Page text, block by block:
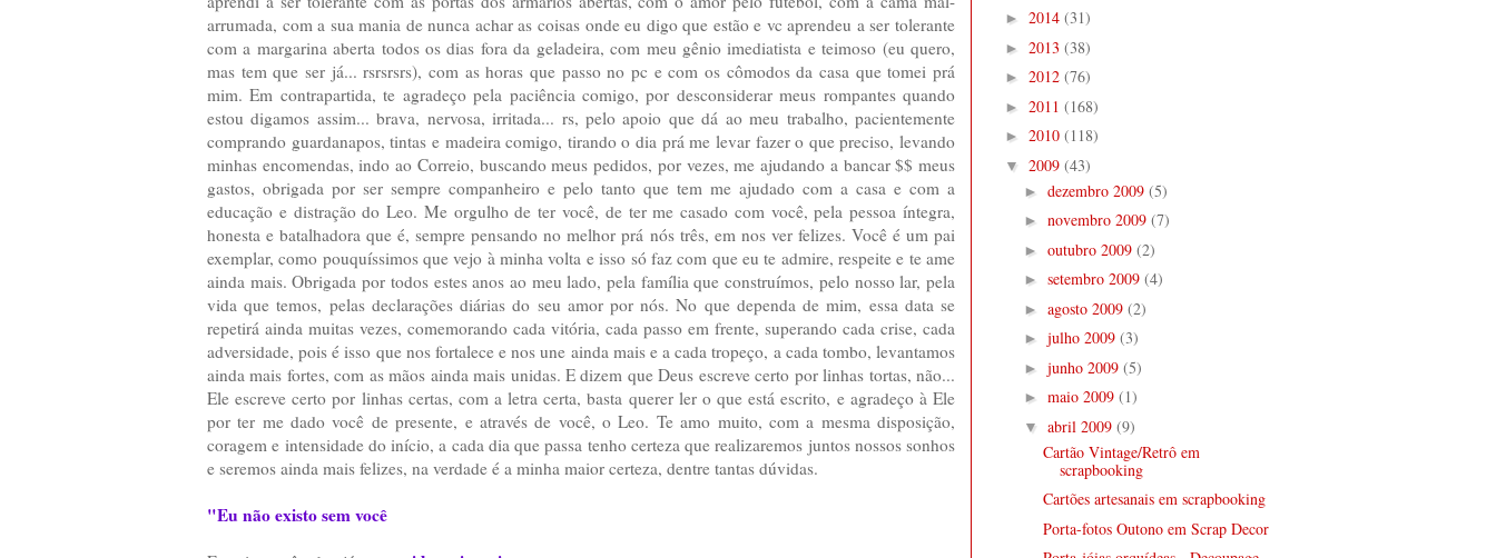
arrumada, com a sua mania de nunca achar as coisas onde eu digo que estão e vc aprendeu a ser tolerante
com a margarina aberta todos os dias fora da geladeira, com meu gênio imediatista e teimoso (eu quero,
mas tem que ser já... rsrsrsrs), com as horas que passo no pc e com os cômodos da casa que tomei prá
mim. Em contrapartida, te agradeço pela paciência comigo, por desconsiderar meus rompantes quando
estou digamos assim... brava, nervosa, irritada... rs, pelo apoio que dá ao meu trabalho, pacientemente
comprando guardanapos, tintas e madeira comigo, tirando o dia prá me levar fazer o que preciso, levando
minhas encomendas, indo ao Correio, buscando meus pedidos, por vezes, me ajudando a bancar $$ meus
gastos, obrigada por ser sempre companheiro e pelo tanto que tem me ajudado com a casa e com a
educação e distração do Leo. Me orgulho de ter você, de ter me casado com você, pela pessoa íntegra,
honesta e batalhadora que é, sempre pensando no melhor prá nós três, em nos ver felizes. Você é um pai
exemplar, como pouquíssimos que vejo à minha volta e isso só faz com que eu te admire, respeite e te ame
ainda mais. Obrigada por todos estes anos ao meu lado, pela família que construímos, pelo nosso lar, pela
vida que temos, pelas declarações diárias do seu amor por nós. No que dependa de mim, essa data se
repetirá ainda muitas vezes, comemorando cada vitória, cada passo em frente, superando cada crise, cada
adversidade, pois é isso que nos fortalece e nos une ainda mais e a cada tropeço, a cada tombo, levantamos
ainda mais fortes, com as mãos ainda mais unidas. E dizem que Deus escreve certo por linhas tortas, não...
Ele escreve certo por linhas certas, com a letra certa, basta querer ler o que está escrito, e agradeço à Ele
por ter me dado você de presente, e através de você, o Leo. Te amo muito, com a mesma disposição,
coragem e intensidade do início, a cada dia que passa tenho certeza que realizaremos juntos nossos sonhos
e seremos ainda mais felizes, na verdade é a minha maior certeza, dentre tantas dúvidas.
"Eu não existo sem você
► 2014 (31)
► 2013 (38)
► 2012 (76)
► 2011 (168)
► 2010 (118)
▼ 2009 (43)
► dezembro 2009 (5)
► novembro 2009 (7)
► outubro 2009 (2)
► setembro 2009 (4)
► agosto 2009 (2)
► julho 2009 (3)
► junho 2009 (5)
► maio 2009 (1)
▼ abril 2009 (9)
Cartão Vintage/Retrô em
scrapbooking
Cartões artesanais em scrapbooking
Porta-fotos Outono em Scrap Decor